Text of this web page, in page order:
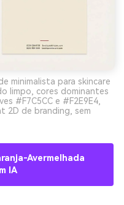
minimalista para skincare
limpo, cores dominantes
#F7C5CC e #F2E9E4,
2D de branding, sem
Avermelhada
IA